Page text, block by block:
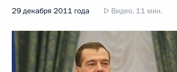
29 декабря 2011 года Видео, 11 мин.